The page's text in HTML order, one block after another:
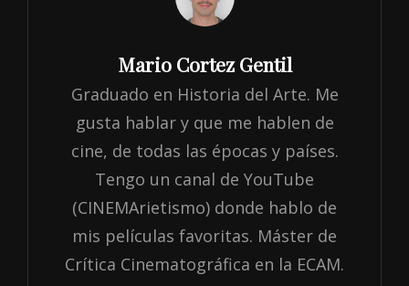
Author:
Mario Cortez Gentil
Graduado en Historia del Arte. Me
gusta hablar y que me hablen de
cine, de todas las épocas y países.
Tengo un canal de YouTube
(CINEMArietismo) donde hablo de
mis películas favoritas. Máster de
Crítica Cinematográfica en la ECAM.